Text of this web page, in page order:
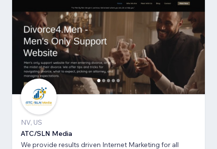
NV, US
ATC/SLN Media
We provide results driven Internet Marketing for all